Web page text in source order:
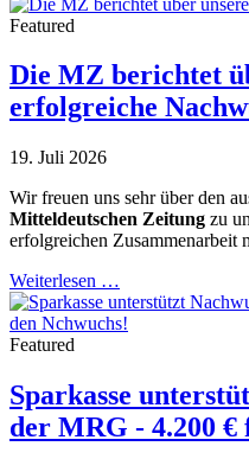
Featured
Die MZ berichtet
erfolgreiche
19. Juli 2026
Wir freuen uns sehr über den
Mitteldeutschen Zeitung zu
erfolgreichen Zusammenarbeit
Weiterlesen …
Featured
Sparkasse
der MRG - 4.200 €